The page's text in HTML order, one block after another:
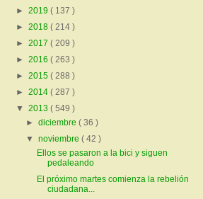
► 2019 ( 137 )
► 2018 ( 214 )
► 2017 ( 209 )
► 2016 ( 263 )
► 2015 ( 288 )
► 2014 ( 287 )
▼ 2013 ( 549 )
►diciembre( 36 )
▼noviembre( 42 )
Ellos se pasaron a la bici y siguen
pedaleando
El próximo martes comienza la rebelión
ciudadana...